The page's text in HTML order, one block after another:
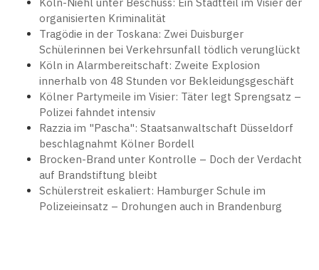
organisierten Kriminalität
Tragödie in der Toskana: Zwei Duisburger
Schülerinnen bei Verkehrsunfall tödlich verunglückt
Köln in Alarmbereitschaft: Zweite Explosion
innerhalb von 48 Stunden vor Bekleidungsgeschäft
Kölner Partymeile im Visier: Täter legt Sprengsatz –
Polizei fahndet intensiv
Razzia im "Pascha": Staatsanwaltschaft Düsseldorf
beschlagnahmt Kölner Bordell
Brocken-Brand unter Kontrolle – Doch der Verdacht
auf Brandstiftung bleibt
Schülerstreit eskaliert: Hamburger Schule im
Polizeieinsatz – Drohungen auch in Brandenburg